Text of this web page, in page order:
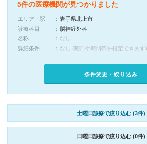
5件の医療機関が見つかりました
エリア・駅
岩手県北上市
診療科目
脳神経外科
名称
なし
詳細条件
なし (曜日や時間帯を指定できます)
条件変更・絞り込み
土曜日診療で絞り込む (3件)
日曜日診療で絞り込む (0件)